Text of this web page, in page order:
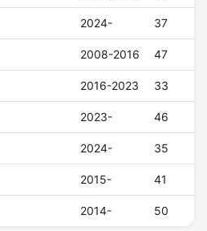
2024- 37
2008-2016 47
2016-2023 33
2023- 46
2024- 35
2015- 41
2014- 50